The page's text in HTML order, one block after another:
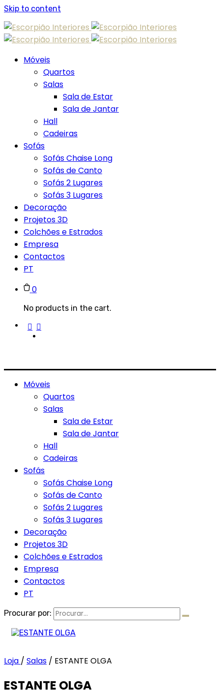
Skip to content
Móveis
Quartos
Salas
Sala de Estar
Sala de Jantar
Hall
Cadeiras
Sofás
Sofás Chaise Long
Sofás de Canto
Sofás 2 Lugares
Sofás 3 Lugares
Decoração
Projetos 3D
Colchões e Estrados
Empresa
Contactos
PT
0
No products in the cart.
Móveis
Quartos
Salas
Sala de Estar
Sala de Jantar
Hall
Cadeiras
Sofás
Sofás Chaise Long
Sofás de Canto
Sofás 2 Lugares
Sofás 3 Lugares
Decoração
Projetos 3D
Colchões e Estrados
Empresa
Contactos
PT
Procurar por:
Loja / Salas / ESTANTE OLGA
ESTANTE OLGA